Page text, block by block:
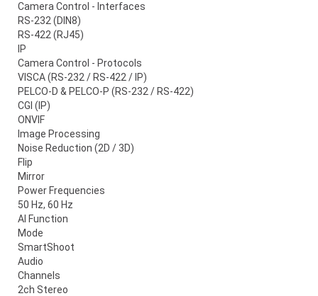
Camera Control - Interfaces
RS-232 (DIN8)
RS-422 (RJ45)
IP
Camera Control - Protocols
VISCA (RS-232 / RS-422 / IP)
PELCO-D & PELCO-P (RS-232 / RS-422)
CGI (IP)
ONVIF
Image Processing
Noise Reduction (2D / 3D)
Flip
Mirror
Power Frequencies
50 Hz, 60 Hz
AI Function
Mode
SmartShoot
Audio
Channels
2ch Stereo